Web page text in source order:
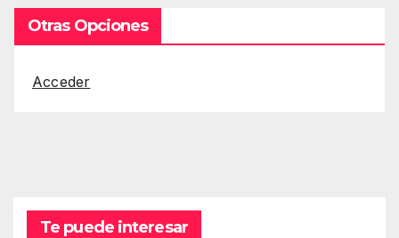
Otras Opciones
Acceder
Te puede interesar